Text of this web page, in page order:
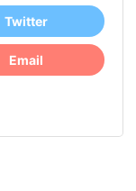
Twitter
Email